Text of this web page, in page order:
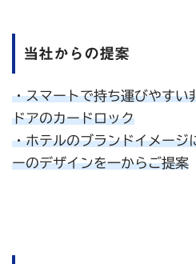
当社からの提案
・スマートで持ち運びやす
ドアのカードロック
・ホテルのブランドイメージ
ーのデザインを一からご提案